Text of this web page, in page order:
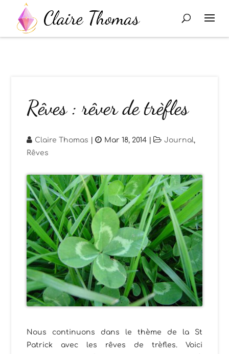
Rêves : rêver de trèfles
Claire Thomas | Mar 18, 2014 | Journal,
Rêves
Nous continuons dans le thème de la St
Patrick avec les rêves de trèfles. Voici